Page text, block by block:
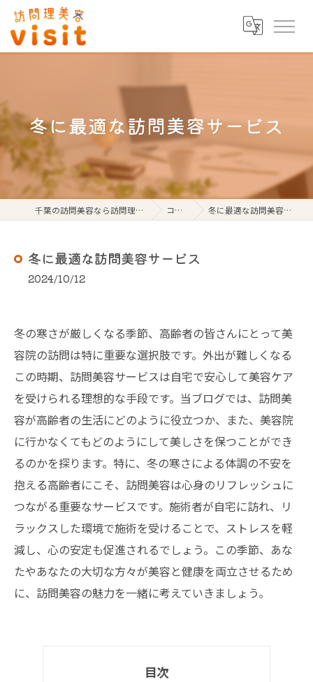
冬に最適な訪問美容サービス
千葉の訪問美容なら訪問理美容visit コラム 冬に最適な訪問美容サービス
冬に最適な訪問美容サービス
2024/10/12
冬の寒さが厳しくなる季節、高齢者の皆さんにとって美
容院の訪問は特に重要な選択肢です。外出が難しくなる
この時期、訪問美容サービスは自宅で安心して美容ケア
を受けられる理想的な手段です。当ブログでは、訪問美
容が高齢者の生活にどのように役立つか、また、美容院
に行かなくてもどのようにして美しさを保つことができ
るのかを探ります。特に、冬の寒さによる体調の不安を
抱える高齢者にこそ、訪問美容は心身のリフレッシュに
つながる重要なサービスです。施術者が自宅に訪れ、リ
ラックスした環境で施術を受けることで、ストレスを軽
減し、心の安定も促進されるでしょう。この季節、あな
たやあなたの大切な方々が美容と健康を両立させるため
に、訪問美容の魅力を一緒に考えていきましょう。
目次